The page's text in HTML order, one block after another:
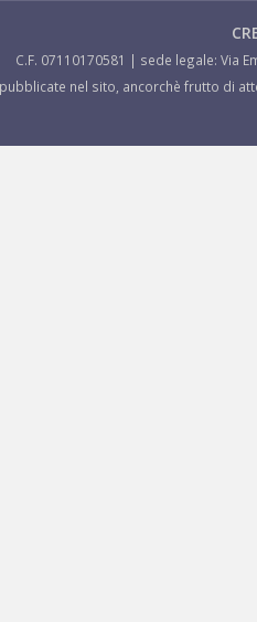
C.F. 07110170581 | sede legale: Via
nel sito, ancorchè frutto di